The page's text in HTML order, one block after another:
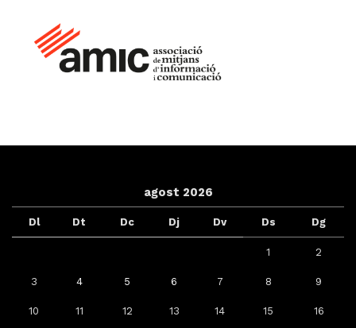
agost 2026
Dl Dt Dc Dj Dv Ds Dg
1 2
3 4 5 6 7 8 9
10 11 12 13 14 15 16